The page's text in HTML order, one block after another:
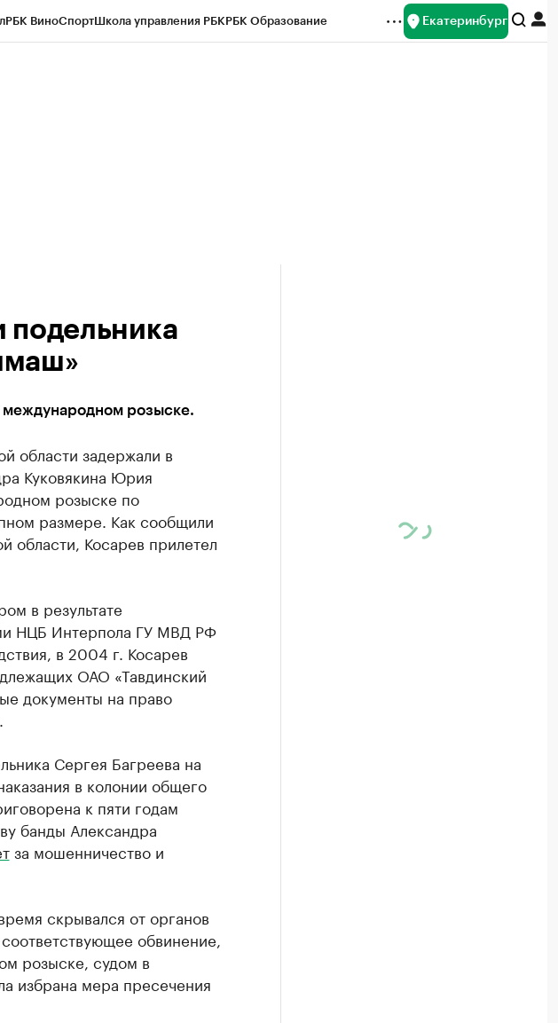
РБК ВиноСпортШкола управления РБКРБК Образование Екатеринбург
подельника
международном розыске.
области задержали в
Куковякина Юрия
розыске по
размере. Как сообщили
области, Косарев прилетел
в результате
НЦБ Интерпола ГУ МВД РФ
в 2004 г. Косарев
ОАО «Тавдинский
документы на право
Сергея Багреева на
в колонии общего
к пяти годам
банды Александра
за мошенничество и
скрывался от органов
обвинение,
розыске, судом в
избрана мера пресечения